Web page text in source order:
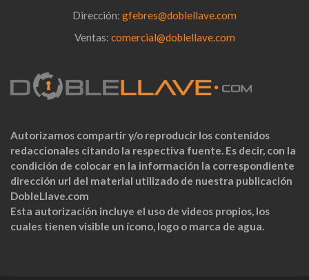
Dirección: gfebres@doblellave.com
Ventas: comercial@doblellave.com
Autorizamos compartir y/o reproducir los contenidos
redaccionales citando la respectiva fuente. Es decir, con la
condición de colocar en la información la correspondiente
dirección url del material utilizado de nuestra publicación
DobleLlave.com
Esta autorización incluye el uso de videos propios, los
cuales tienen visible un ícono, logo o marca de agua.